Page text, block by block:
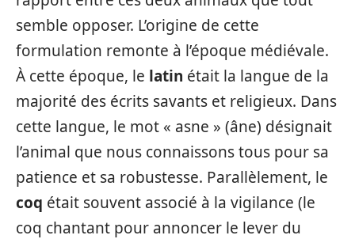
semble opposer. L’origine de cette
formulation remonte à l’époque médiévale.
À cette époque, le latin était la langue de la
majorité des écrits savants et religieux. Dans
cette langue, le mot « asne » (âne) désignait
l’animal que nous connaissons tous pour sa
patience et sa robustesse. Parallèlement, le
coq était souvent associé à la vigilance (le
coq chantant pour annoncer le lever du